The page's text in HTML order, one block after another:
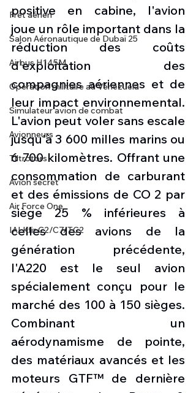
Fret aérien
Salon Aéronautique de Dubaï 25
Airbus H145M
Opération militaire au Vénézuela
Simulateur avion de combat
Avionneurs
Tiltrotors
Avion secret
Air Force One
IAI Kfir C2/C7/TC2
positive en cabine, l'avion
joue un rôle important dans la
réduction des coûts
d'exploitation des
compagnies aériennes et de
leur impact environnemental.
L'avion peut voler sans escale
jusqu'à 3 600 milles marins ou
6 700 kilomètres. Offrant une
consommation de carburant
et des émissions de CO 2 par
siège 25 % inférieures à
celles des avions de la
génération précédente,
l'A220 est le seul avion
spécialement conçu pour le
marché des 100 à 150 sièges.
Combinant un
aérodynamisme de pointe,
des matériaux avancés et les
moteurs GTF™ de dernière